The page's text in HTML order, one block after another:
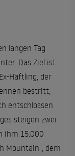
langen Tag
Das Ziel ist
Häftling, der
bestritt,
entschlossen
steigen zwei
ihm 15.000
Mountain“, dem